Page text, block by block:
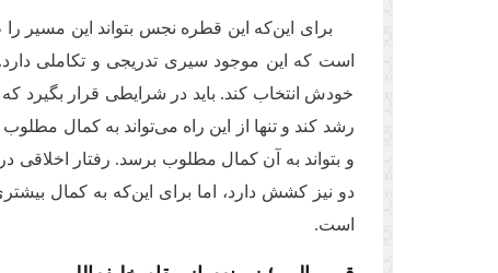
برای این‌که این قطره نجس بتواند این مسیر
است که این موجود سیری تدریجی و تکاملی دارد.
خودش انتخاب کند. باید در شرایطی قرار بگیرد
رشد کند و تنها از این راه می‌تواند به کمال
و بتواند به آن کمال مطلوب برسد. رفتار اخلاقی
دو نیز کشش دارد،‌ اما برای این‌که به کمال
است.